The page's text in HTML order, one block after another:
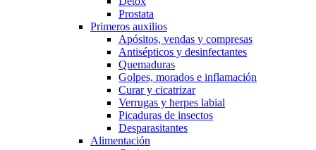
Prostata
Primeros auxilios
Apósitos, vendas y compresas
Antisépticos y desinfectantes
Quemaduras
Golpes, morados e inflamación
Curar y cicatrizar
Verrugas y herpes labial
Picaduras de insectos
Desparasitantes
Alimentación